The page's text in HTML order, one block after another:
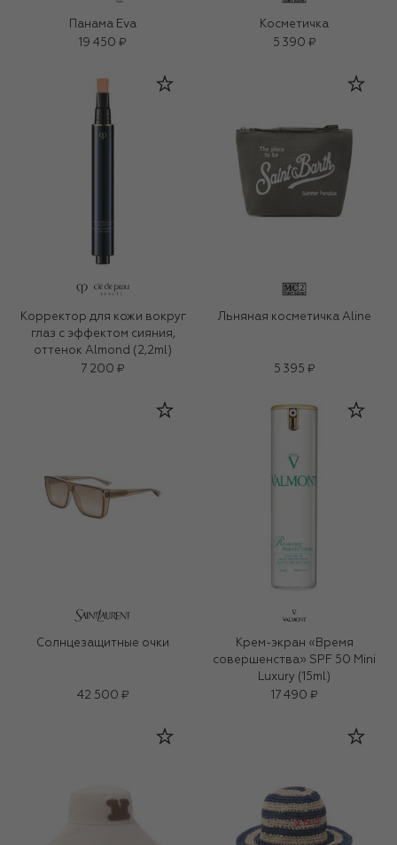
Панама Eva
19 450 ₽
Косметичка
5 390 ₽
Корректор для кожи вокруг
глаз с эффектом сияния,
оттенок Almond (2,2ml)
7 200 ₽
Льняная косметичка Aline
5 395 ₽
Солнцезащитные очки
42 500 ₽
Крем-экран «Время
совершенства» SPF 50 Mini
Luxury (15ml)
17 490 ₽